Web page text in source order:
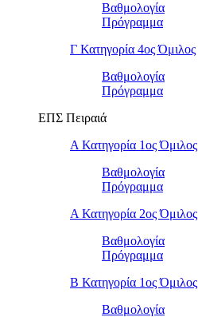
Βαθμολογία
Πρόγραμμα
Γ Κατηγορία 4ος Όμιλος
Βαθμολογία
Πρόγραμμα
ΕΠΣ Πειραιά
Α Κατηγορία 1ος Όμιλος
Βαθμολογία
Πρόγραμμα
Α Κατηγορία 2ος Όμιλος
Βαθμολογία
Πρόγραμμα
Β Κατηγορία 1ος Όμιλος
Βαθμολογία